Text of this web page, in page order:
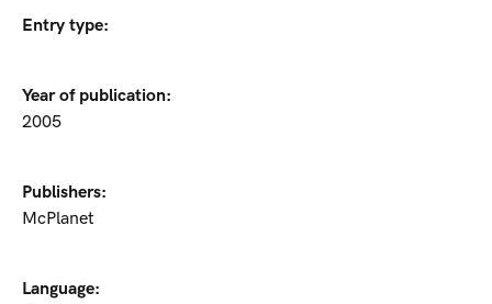
Entry type:
Year of publication:
2005
Publishers:
McPlanet
Language: